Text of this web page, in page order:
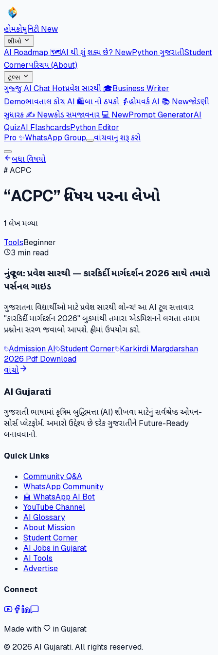
હોમકોમ્યુનિટી New
શીખો
AI Roadmap 🗺️AI થી શું શક્ય છે? NewPython ગુજરાતીStudent
Cornerપરિચય (About)
ટૂલ્સ
ગુજ્જુ AI Chat Hotપ્રવેશ સારથી 🎓Business Writer
Demoભાવતાલ કોચ AI 🛍️બા નો ઠપકો 👵હોમવર્ક AI 📚 Newજોડણી
સુધારક ✍️ Newકોડ સમજાવનાર 💻 NewPrompt GeneratorAI
QuizAI FlashcardsPython Editor
Pro ✨WhatsApp Group વાંચવાનું શરૂ કરો
બધા વિષયો
#ACPC
“ACPC” વિષય પરના લેખો
1 લેખ મળ્યા
ToolsBeginner
3 min read
નવું ટૂલ: પ્રવેશ સારથી — કારકિર્દી માર્ગદર્શન 2026 સાથે તમારો
પર્સનલ ગાઇડ
ગુજરાતના વિદ્યાર્થીઓ માટે પ્રવેશ સારથી લોન્ચ! આ AI ટૂલ સત્તાવાર
"કારકિર્દી માર્ગદર્શન 2026" બુકમાંથી તમારા એડમિશનને લગતા તમામ
પ્રશ્નોના સરળ જવાબો આપશે. ફ્રીમાં ઉપયોગ કરો.
Admission AI Student Corner Karkirdi Margdarshan
2026 Pdf Download
વાંચો
AI Gujarati
ગુજરાતી ભાષામાં કૃત્રિમ બુદ્ધિમત્તા (AI) શીખવા માટેનું સર્વશ્રેષ્ઠ ઓપન-
સોર્સ પ્લેટફોર્મ. અમારો ઉદ્દેશ્ય છે દરેક ગુજરાતીને Future-Ready
બનાવવાનો.
Quick Links
Community Q&A
WhatsApp Community
🤖 WhatsApp AI Bot
YouTube Channel
AI Glossary
About Mission
Student Corner
AI Jobs in Gujarat
AI Tools
Advertise
Connect
Made with
in Gujarat
© 2026 AI Gujarati. All rights reserved.